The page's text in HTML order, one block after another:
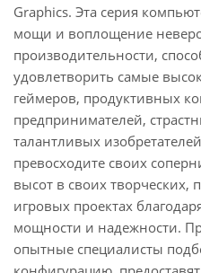
Graphics. Эта серия
мощи и воплощение
производительности,
удовлетворить самые
геймеров, продуктивных
предпринимателей,
талантливых
превосходите своих
высот в своих
игровых проектах
мощности и надежности.
опытные специалисты